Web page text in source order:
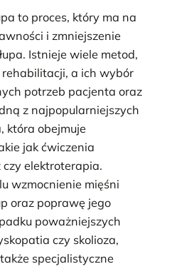
to proces, który ma na
i zmniejszenie
Istnieje wiele metod,
a ich wybór
potrzeb pacjenta oraz
z najpopularniejszych
która obejmuje
jak ćwiczenia
elektroterapia.
wzmocnienie mięśni
oraz poprawę jego
poważniejszych
czy skolioza,
specjalistyczne